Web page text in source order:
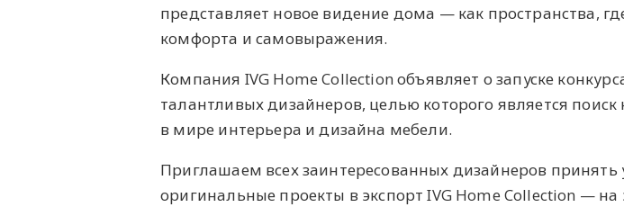
представляет новое видение дома — как пространства,
комфорта и самовыражения.
Компания IVG Home Collection объявляет о запуске
талантливых дизайнеров, целью которого является
в мире интерьера и дизайна мебели.
Приглашаем всех заинтересованных дизайнеров принять
оригинальные проекты в экспорт IVG Home Collection — на